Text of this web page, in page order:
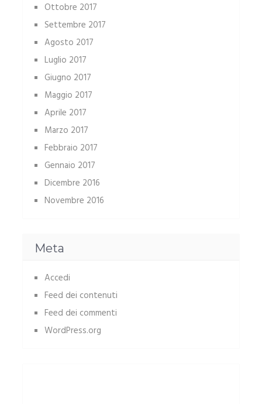
Ottobre 2017
Settembre 2017
Agosto 2017
Luglio 2017
Giugno 2017
Maggio 2017
Aprile 2017
Marzo 2017
Febbraio 2017
Gennaio 2017
Dicembre 2016
Novembre 2016
Meta
Accedi
Feed dei contenuti
Feed dei commenti
WordPress.org